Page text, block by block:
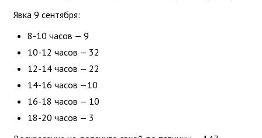
Явка 9 сентября:
8-10 часов — 9
10-12 часов — 32
12-14 часов — 22
14-16 часов —10
16-18 часов — 10
18-20 часов — 3